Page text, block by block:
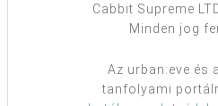
Cabbit Supreme
Minden jog
Az urban:eve és
tanfolyami